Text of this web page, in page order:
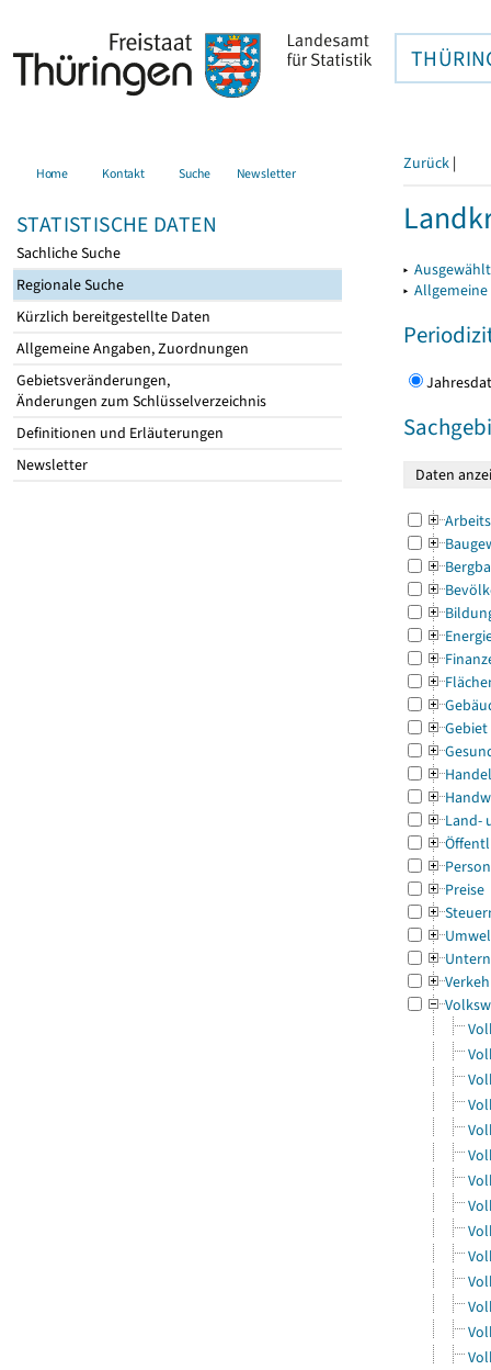
Home Kontakt Suche Newsletter
STATISTISCHE DATEN
Sachliche Suche
Regionale Suche
Kürzlich bereitgestellte Daten
Allgemeine Angaben, Zuordnungen
Gebietsveränderungen,
Änderungen zum Schlüsselverzeichnis
Definitionen und Erläuterungen
Newsletter
Zurück |
▸
▸
Gebiet
Land-
Preise